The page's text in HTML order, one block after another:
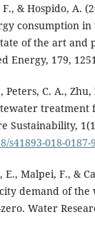
& Hospido, A.
consumption
of the art and
Energy, 179,
Peters, C. A., Zhu,
Sustainability,
s41893-018-0187-9
Malpei, F., &
demand of the
Water